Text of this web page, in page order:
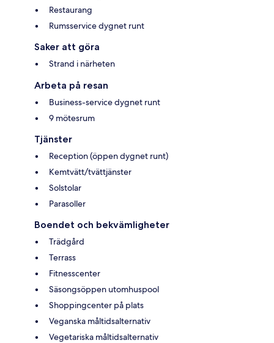
Restaurang
Rumsservice dygnet runt
Saker att göra
Strand i närheten
Arbeta på resan
Business-service dygnet runt
9 mötesrum
Tjänster
Reception (öppen dygnet runt)
Kemtvätt/tvättjänster
Solstolar
Parasoller
Boendet och bekvämligheter
Trädgård
Terrass
Fitnesscenter
Säsongsöppen utomhuspool
Shoppingcenter på plats
Veganska måltidsalternativ
Vegetariska måltidsalternativ